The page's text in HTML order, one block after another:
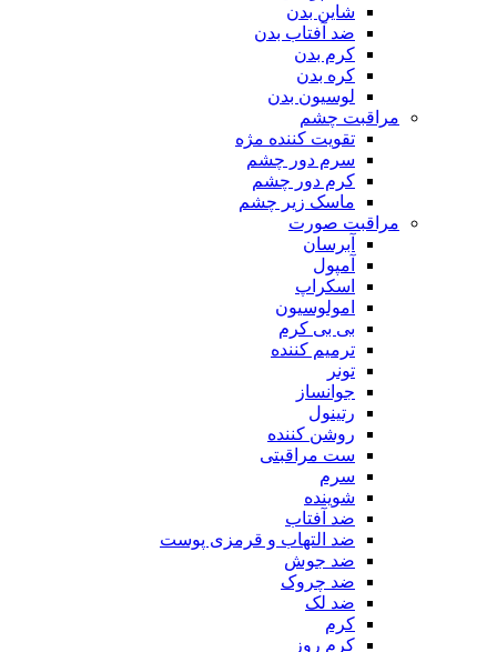
شاین بدن
ضد آفتاب بدن
کرم بدن
کره بدن
لوسیون بدن
مراقبت چشم
تقویت کننده مژه
سرم دور چشم
کرم دور چشم
ماسک زیر چشم
مراقبت صورت
آبرسان
آمپول
اسکراپ
امولوسیون
بی بی کرم
ترمیم کننده
تونر
جوانساز
رتینول
روشن کننده
ست مراقبتی
سرم
شوینده
ضد آفتاب
ضد التهاب و قرمزی پوست
‌ضد جوش
ضد چروک
ضد لک
کرم
کرم روز